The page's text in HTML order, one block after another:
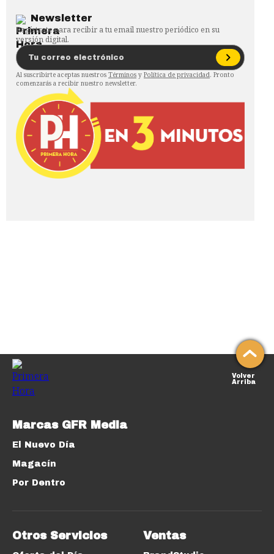
Newsletter
Regístrate para recibir a tu email nuestro periódico en su
versión digital.
Al suscribirte aceptas nuestros Términos y Política de privacidad. Pronto
comenzarás a recibir nuestro newsletter.
Volver
Arriba
Marcas GFR Media
El Nuevo Día
Magacín
Por Dentro
Otros Servicios Ventas